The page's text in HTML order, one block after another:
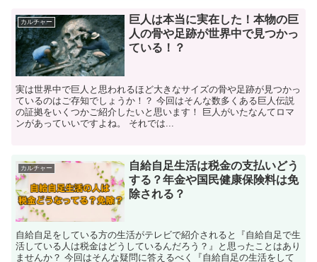
カルチャー
巨人は本当に実在した！本物の巨
人の骨や足跡が世界中で見つかっ
ている！？
実は世界中で巨人と思われるほど大きなサイズの骨や足跡が見つかっ
ているのはご存知でしょうか！？ 今回はそんな数多くある巨人伝説
の証拠をいくつかご紹介したいと思います！ 巨人がいたなんてロマ
ンがあっていいですよね。 それでは...
カルチャー
自給自足生活は税金の支払いどう
する？年金や国民健康保険料は免
除される？
自給自足をしている方の生活がテレビで紹介されると『自給自足で生
活している人は税金はどうしているんだろう？』と思ったことはあり
ませんか？ 今回はそんな疑問に答えるべく『自給自足の生活をして